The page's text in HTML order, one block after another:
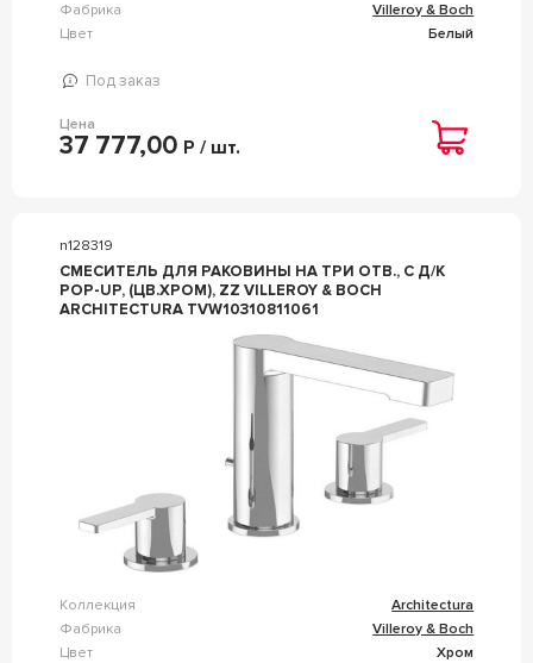
Фабрика
Villeroy & Boch
Цвет
Белый
Под заказ
Цена
37 777,00 Р / шт.
n128319
СМЕСИТЕЛЬ ДЛЯ РАКОВИНЫ НА ТРИ ОТВ., C Д/К
POP-UP, (ЦВ.ХРОМ), ZZ VILLEROY & BOCH
ARCHITECTURA TVW10310811061
Коллекция
Architectura
Фабрика
Villeroy & Boch
Цвет
Хром